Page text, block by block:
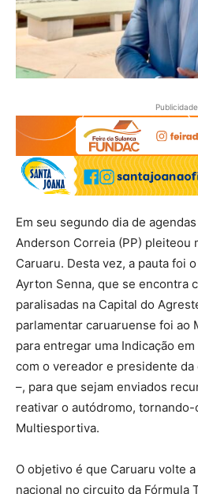
Publicidade
Em seu segundo dia de
Anderson Correia (PP) pleiteou
Caruaru. Desta vez, a pauta foi
Ayrton Senna, que se encontra
paralisadas na Capital do
parlamentar caruaruense foi ao
para entregar uma Indicação
com o vereador e presidente da
–, para que sejam enviados
reativar o autódromo, tornando-
Multiesportiva.
O objetivo é que Caruaru volte
nacional no circuito da Fórmula